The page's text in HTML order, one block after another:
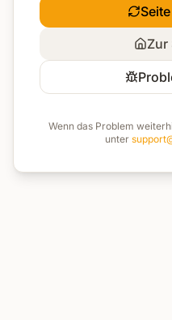
Zur
Wenn das Problem
unter